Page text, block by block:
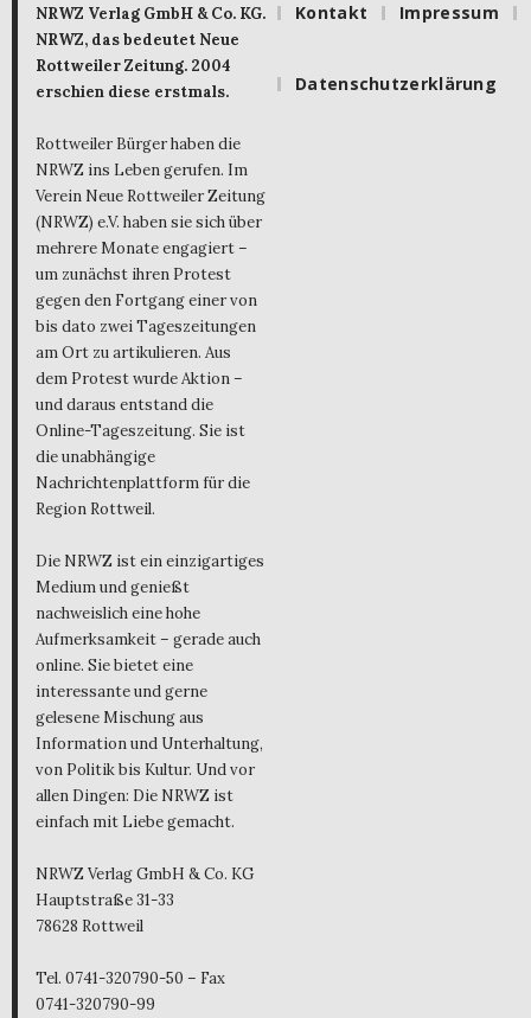
NRWZ Verlag GmbH & Co. KG.
NRWZ, das bedeutet Neue
Rottweiler Zeitung. 2004
erschien diese erstmals.
Rottweiler Bürger haben die
NRWZ ins Leben gerufen. Im
Verein Neue Rottweiler Zeitung
(NRWZ) e.V. haben sie sich über
mehrere Monate engagiert –
um zunächst ihren Protest
gegen den Fortgang einer von
bis dato zwei Tageszeitungen
am Ort zu artikulieren. Aus
dem Protest wurde Aktion –
und daraus entstand die
Online-Tageszeitung. Sie ist
die unabhängige
Nachrichtenplattform für die
Region Rottweil.
Die NRWZ ist ein einzigartiges
Medium und genießt
nachweislich eine hohe
Aufmerksamkeit – gerade auch
online. Sie bietet eine
interessante und gerne
gelesene Mischung aus
Information und Unterhaltung,
von Politik bis Kultur. Und vor
allen Dingen: Die NRWZ ist
einfach mit Liebe gemacht.
NRWZ Verlag GmbH & Co. KG
Hauptstraße 31-33
78628 Rottweil
Tel. 0741-320790-50 – Fax
0741-320790-99
Kontakt Impressum
Datenschutzerklärung